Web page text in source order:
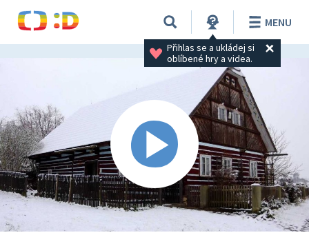
Přihlas se a ukládej si
oblíbené hry a videa.
MENU